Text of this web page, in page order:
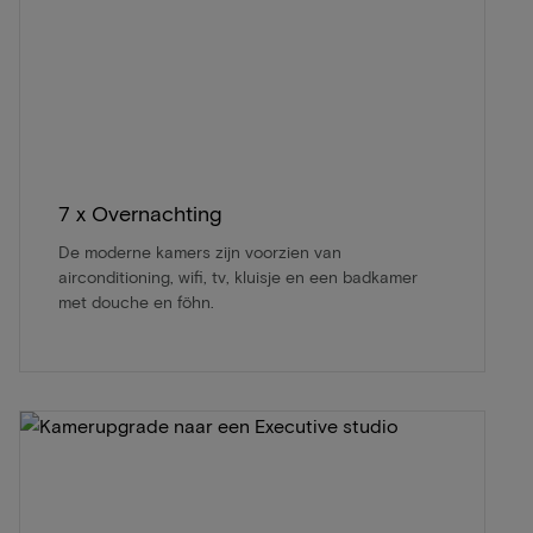
7 x Overnachting
De moderne kamers zijn voorzien van
airconditioning, wifi, tv, kluisje en een badkamer
met douche en föhn.